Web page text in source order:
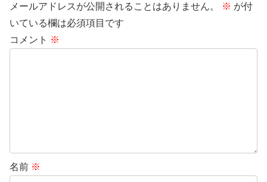
メールアドレスが公開されることはありません。 ※ が付
いている欄は必須項目です
コメント ※
名前 ※